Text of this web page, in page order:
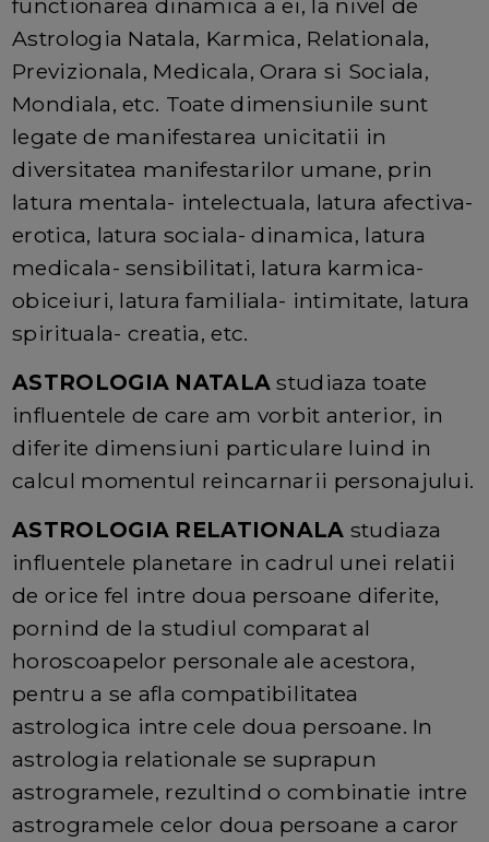
Astrologia Natala, Karmica, Relationala,
Previzionala, Medicala, Orara si Sociala,
Mondiala, etc. Toate dimensiunile sunt
legate de manifestarea unicitatii in
diversitatea manifestarilor umane, prin
latura mentala- intelectuala, latura afectiva-
erotica, latura sociala- dinamica, latura
medicala- sensibilitati, latura karmica-
obiceiuri, latura familiala- intimitate, latura
spirituala- creatia, etc.
ASTROLOGIA NATALA studiaza toate
influentele de care am vorbit anterior, in
diferite dimensiuni particulare luind in
calcul momentul reincarnarii personajului.
ASTROLOGIA RELATIONALA studiaza
influentele planetare in cadrul unei relatii
de orice fel intre doua persoane diferite,
pornind de la studiul comparat al
horoscoapelor personale ale acestora,
pentru a se afla compatibilitatea
astrologica intre cele doua persoane. In
astrologia relationale se suprapun
astrogramele, rezultind o combinatie intre
astrogramele celor doua persoane a caror